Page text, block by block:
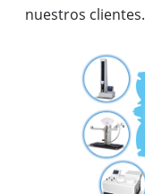
nuestros clientes.